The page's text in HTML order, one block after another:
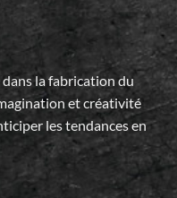
la fabrication du
et créativité
les tendances en